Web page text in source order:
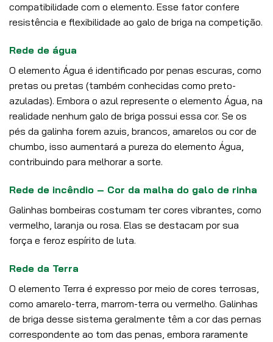
compatibilidade com o elemento. Esse fator confere
resistência e flexibilidade ao galo de briga na competição.
Rede de água
O elemento Água é identificado por penas escuras, como
pretas ou pretas (também conhecidas como preto-
azuladas). Embora o azul represente o elemento Água, na
realidade nenhum galo de briga possui essa cor. Se os
pés da galinha forem azuis, brancos, amarelos ou cor de
chumbo, isso aumentará a pureza do elemento Água,
contribuindo para melhorar a sorte.
Rede de incêndio – Cor da malha do galo de rinha
Galinhas bombeiras costumam ter cores vibrantes, como
vermelho, laranja ou rosa. Elas se destacam por sua
força e feroz espírito de luta.
Rede da Terra
O elemento Terra é expresso por meio de cores terrosas,
como amarelo-terra, marrom-terra ou vermelho. Galinhas
de briga desse sistema geralmente têm a cor das pernas
correspondente ao tom das penas, embora raramente